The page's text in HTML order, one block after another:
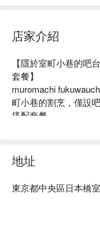
店家介紹
【隱於室町小巷的吧
套餐】
muromachi
町小巷的割烹，僅設
搭配套餐。
各地精選最適之作。
店內僅六席吧台，可
隱舍，度過一段奢華
地址
東京都中央區日本橋